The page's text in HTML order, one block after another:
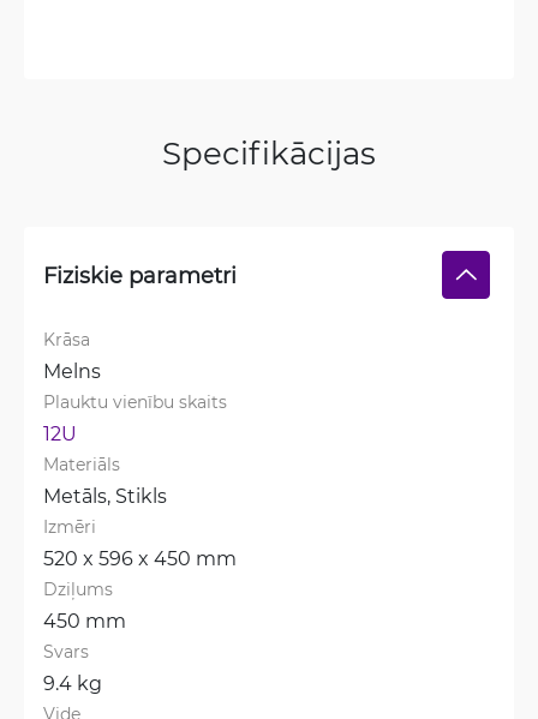
Specifikācijas
Fiziskie parametri
Krāsa
Melns
Plauktu vienību skaits
12U
Materiāls
Metāls, Stikls
Izmēri
520 x 596 x 450 mm
Dziļums
450 mm
Svars
9.4 kg
Vide